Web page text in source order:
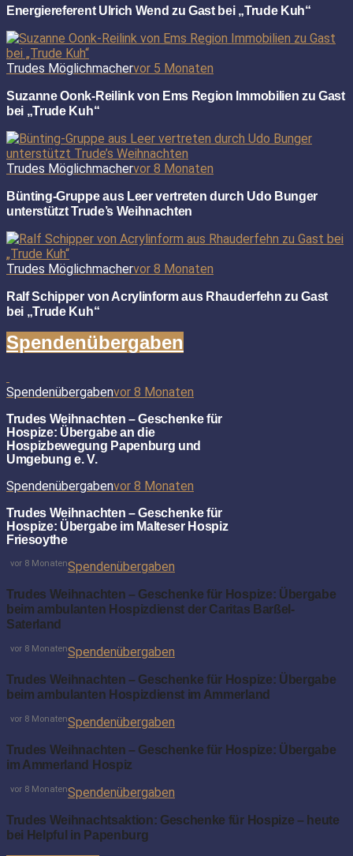
Energiereferent Ulrich Wend zu Gast bei „Trude Kuh“
Trudes Möglichmachervor 5 Monaten
Suzanne Oonk-Reilink von Ems Region Immobilien zu Gast
bei „Trude Kuh“
Trudes Möglichmachervor 8 Monaten
Bünting-Gruppe aus Leer vertreten durch Udo Bunger
unterstützt Trude’s Weihnachten
Trudes Möglichmachervor 8 Monaten
Ralf Schipper von Acrylinform aus Rhauderfehn zu Gast
bei „Trude Kuh“
Spendenübergaben
Spendenübergabenvor 8 Monaten
Trudes Weihnachten – Geschenke für
Hospize: Übergabe an die
Hospizbewegung Papenburg und
Umgebung e. V.
Spendenübergabenvor 8 Monaten
Trudes Weihnachten – Geschenke für
Hospize: Übergabe im Malteser Hospiz
Friesoythe
Spendenübergaben
vor 8 Monaten
Trudes Weihnachten – Geschenke für Hospize: Übergabe
beim ambulanten Hospizdienst der Caritas Barßel-
Saterland
Spendenübergaben
vor 8 Monaten
Trudes Weihnachten – Geschenke für Hospize: Übergabe
beim ambulanten Hospizdienst im Ammerland
Spendenübergaben
vor 8 Monaten
Trudes Weihnachten – Geschenke für Hospize: Übergabe
im Ammerland Hospiz
Spendenübergaben
vor 8 Monaten
Trudes Weihnachtsaktion: Geschenke für Hospize – heute
bei Helpful in Papenburg